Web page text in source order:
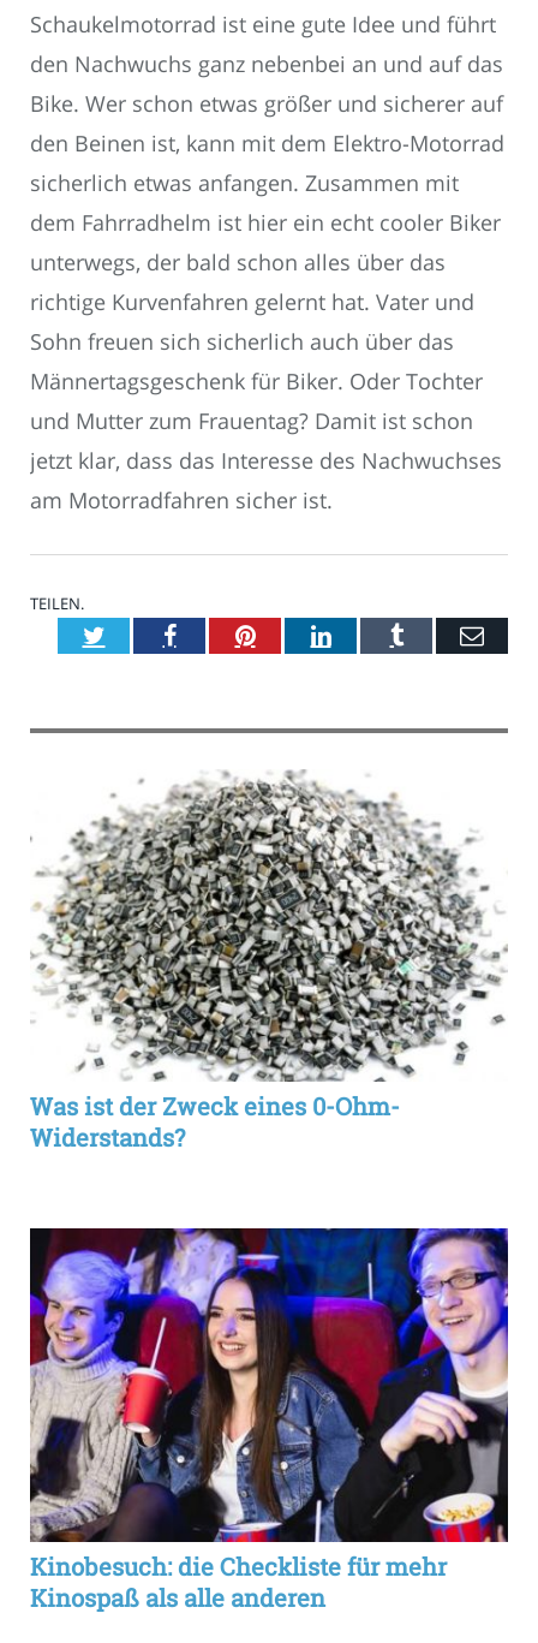
Schaukelmotorrad ist eine gute Idee und führt
den Nachwuchs ganz nebenbei an und auf das
Bike. Wer schon etwas größer und sicherer auf
den Beinen ist, kann mit dem Elektro-Motorrad
sicherlich etwas anfangen. Zusammen mit
dem Fahrradhelm ist hier ein echt cooler Biker
unterwegs, der bald schon alles über das
richtige Kurvenfahren gelernt hat. Vater und
Sohn freuen sich sicherlich auch über das
Männertagsgeschenk für Biker. Oder Tochter
und Mutter zum Frauentag? Damit ist schon
jetzt klar, dass das Interesse des Nachwuchses
am Motorradfahren sicher ist.
TEILEN.
TwitterFacebookPinterestLinkedInTumblr E-
Was ist der Zweck eines 0-Ohm-
Widerstands?
Kinobesuch: die Checkliste für mehr
Kinospaß als alle anderen